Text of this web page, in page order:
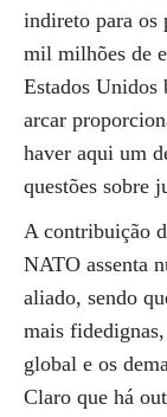
indireto para os
mil milhões de
Estados Unidos
arcar
haver aqui um
questões sobre
A contribuição
NATO assenta
aliado, sendo
mais
global e os
Claro que há